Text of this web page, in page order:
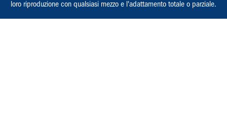
loro riproduzione con qualsiasi mezzo e l'adattamento totale o parziale.